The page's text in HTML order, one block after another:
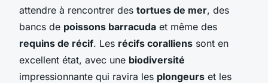
attendre à rencontrer des tortues de mer, des
bancs de poissons barracuda et même des
requins de récif. Les récifs coralliens sont en
excellent état, avec une biodiversité
impressionnante qui ravira les plongeurs et les